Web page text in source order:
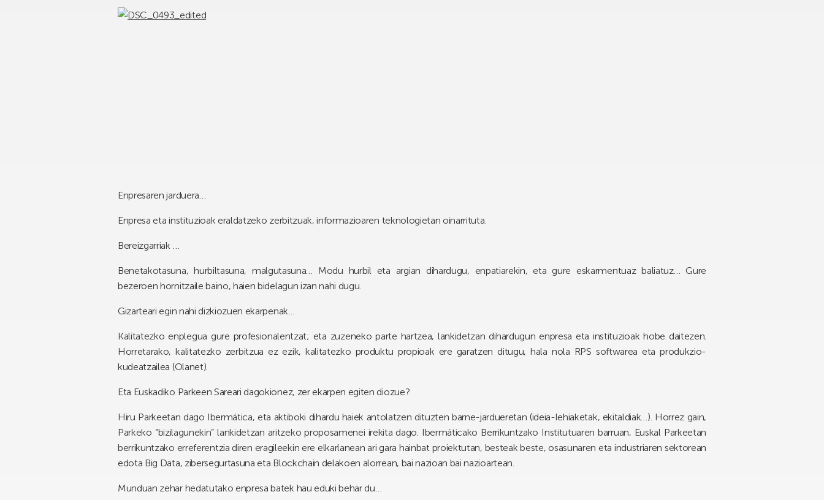
Enpresaren jarduera…
Enpresa eta instituzioak eraldatzeko zerbitzuak, informazioaren teknologietan oinarrituta.
Bereizgarriak …
Benetakotasuna, hurbiltasuna, malgutasuna… Modu hurbil eta argian dihardugu, enpatiarekin, eta gure eskarmentuaz baliatuz… Gure
bezeroen hornitzaile baino, haien bidelagun izan nahi dugu.
Gizarteari egin nahi dizkiozuen ekarpenak…
Kalitatezko enplegua gure profesionalentzat; eta zuzeneko parte hartzea, lankidetzan dihardugun enpresa eta instituzioak hobe daitezen.
Horretarako, kalitatezko zerbitzua ez ezik, kalitatezko produktu propioak ere garatzen ditugu, hala nola RPS softwarea eta produkzio-
kudeatzailea (Olanet).
Eta Euskadiko Parkeen Sareari dagokionez, zer ekarpen egiten diozue?
Hiru Parkeetan dago Ibermática, eta aktiboki dihardu haiek antolatzen dituzten barne-jardueretan (ideia-lehiaketak, ekitaldiak…). Horrez gain,
Parkeko “bizilagunekin” lankidetzan aritzeko proposamenei irekita dago. Ibermáticako Berrikuntzako Institutuaren barruan, Euskal Parkeetan
berrikuntzako erreferentzia diren eragileekin ere elkarlanean ari gara hainbat proiektutan, besteak beste, osasunaren eta industriaren sektorean
edota Big Data, zibersegurtasuna eta Blockchain delakoen alorrean, bai nazioan bai nazioartean.
Munduan zehar hedatutako enpresa batek hau eduki behar du…